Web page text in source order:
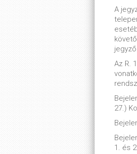
A
Az R.
27.)
1. és